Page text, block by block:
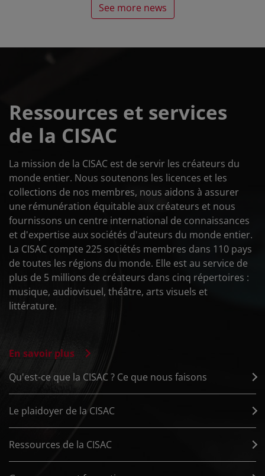
See more news
Ressources et services
de la CISAC
La mission de la CISAC est de servir les créateurs du
monde entier. Nous soutenons les licences et les
collections de nos membres, nous aidons à assurer
une rémunération équitable aux créateurs et nous
fournissons un centre international de connaissances
et d'expertise aux sociétés d'auteurs du monde entier.
La CISAC compte 225 sociétés membres dans 110 pays
de toutes les régions du monde. Elle est au service de
plus de 5 millions de créateurs dans cinq répertoires :
musique, audiovisuel, théâtre, arts visuels et
littérature.
En savoir plus
Qu'est-ce que la CISAC ? Ce que nous faisons
Le plaidoyer de la CISAC
Ressources de la CISAC